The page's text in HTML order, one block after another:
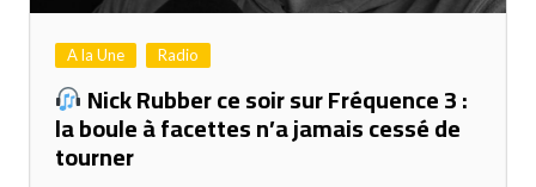
A la Une Radio
Nick Rubber ce soir sur Fréquence 3 :
la boule à facettes n’a jamais cessé de
tourner